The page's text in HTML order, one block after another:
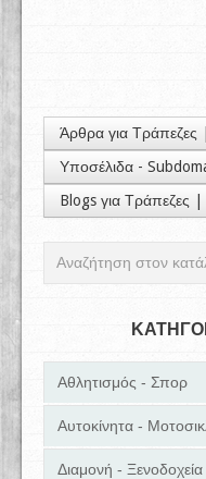
Άρθρα για
Υποσέλιδα -
Blogs για Τράπεζες
Αθλητισμός - Σπορ
Αυτοκίνητα -
Διαμονή - Ξενοδοχεία